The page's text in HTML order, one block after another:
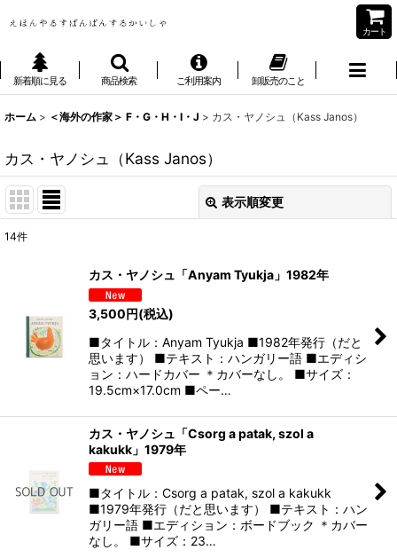
カート
新着順に見る 商品検索 ご利用案内 卸販売のこと
ホーム > ＜海外の作家＞ F・G・H・I・J > カス・ヤノシュ（Kass Janos）
カス・ヤノシュ（Kass Janos）
表示順変更
絞り込む
14件
カス・ヤノシュ「Anyam Tyukja」1982年
3,500円(税込)
■タイトル：Anyam Tyukja ■1982年発行（だと
思います） ■テキスト：ハンガリー語 ■エディシ
ョン：ハードカバー ＊カバーなし。 ■サイズ：
19.5cm×17.0cm ■ペー…
カス・ヤノシュ「Csorg a patak, szol a
kakukk」1979年
■タイトル：Csorg a patak, szol a kakukk
■1979年発行（だと思います） ■テキスト：ハン
ガリー語 ■エディション：ボードブック ＊カバー
なし。 ■サイズ：23…